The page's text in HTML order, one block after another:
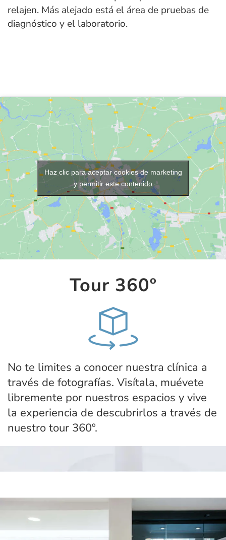
relajen. Más alejado está el área de pruebas de
diagnóstico y el laboratorio.
Haz clic para aceptar cookies de marketing
y permitir este contenido
Tour 360º
No te limites a conocer nuestra clínica a
través de fotografías. Visítala, muévete
libremente por nuestros espacios y vive
la experiencia de descubrirlos a través de
nuestro tour 360º.